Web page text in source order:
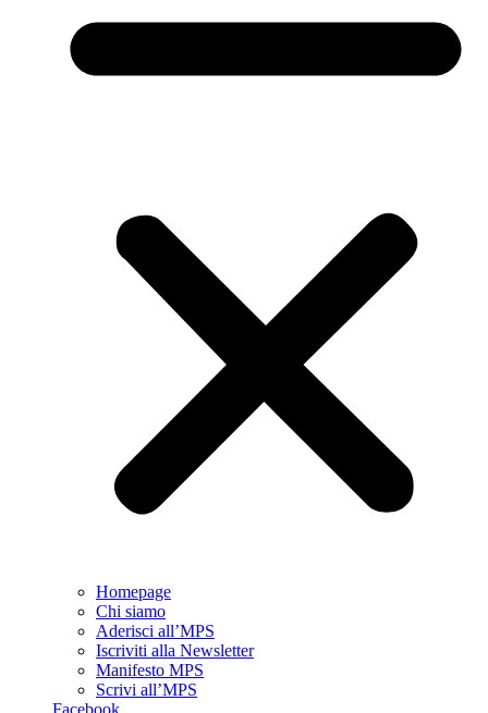
Homepage
Chi siamo
Aderisci all’MPS
Iscriviti alla Newsletter
Manifesto MPS
Scrivi all’MPS
Facebook